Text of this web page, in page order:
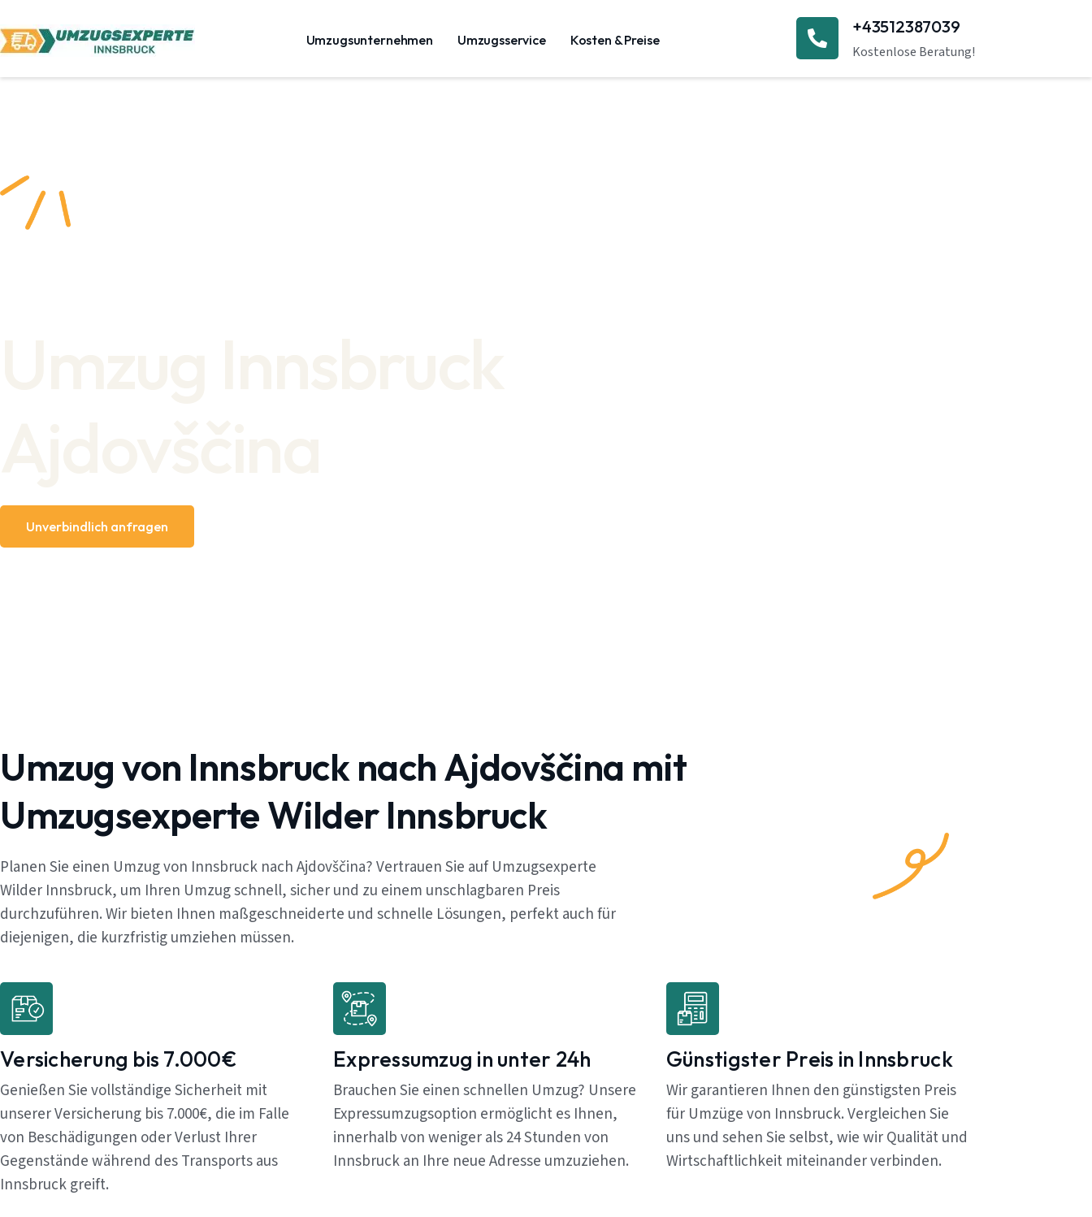
Umzugsunternehmen Umzugsservice Kosten & Preise
+43512387039
Kostenlose Beratung!
Unverbindlich anfragen
Umzug von Innsbruck nach Ajdovščina mit
Umzugsexperte Wilder Innsbruck
Planen Sie einen Umzug von Innsbruck nach Ajdovščina? Vertrauen Sie auf Umzugsexperte
Wilder Innsbruck, um Ihren Umzug schnell, sicher und zu einem unschlagbaren Preis
durchzuführen. Wir bieten Ihnen maßgeschneiderte und schnelle Lösungen, perfekt auch für
diejenigen, die kurzfristig umziehen müssen.
Versicherung bis 7.000€
Genießen Sie vollständige Sicherheit mit
unserer Versicherung bis 7.000€, die im Falle
von Beschädigungen oder Verlust Ihrer
Gegenstände während des Transports aus
Innsbruck greift.
Expressumzug in unter 24h
Brauchen Sie einen schnellen Umzug? Unsere
Expressumzugsoption ermöglicht es Ihnen,
innerhalb von weniger als 24 Stunden von
Innsbruck an Ihre neue Adresse umzuziehen.
Günstigster Preis in Innsbruck
Wir garantieren Ihnen den günstigsten Preis
für Umzüge von Innsbruck. Vergleichen Sie
uns und sehen Sie selbst, wie wir Qualität und
Wirtschaftlichkeit miteinander verbinden.